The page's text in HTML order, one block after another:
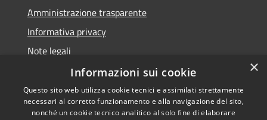
Amministrazione trasparente
Informativa privacy
Note legali
Dichiarazione di accessibilità
×
Informazioni sui cookie
Questo sito web utilizza cookie tecnici e assimilati strettamente
necessari al corretto funzionamento e alla navigazione del sito,
nonché un cookie tecnico analitico al solo fine di elaborare